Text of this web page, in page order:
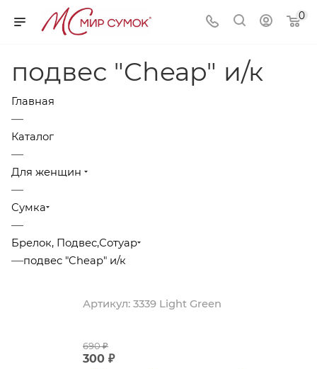
0
подвес "Cheap" и/к
Главная
—
Каталог
—
Для женщин
—
Сумка
—
Брелок, Подвес,Сотуар
—подвес "Cheap" и/к
Артикул: 3339 Light Green
690₽
300 ₽